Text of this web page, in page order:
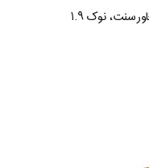
نوک ۱.۹